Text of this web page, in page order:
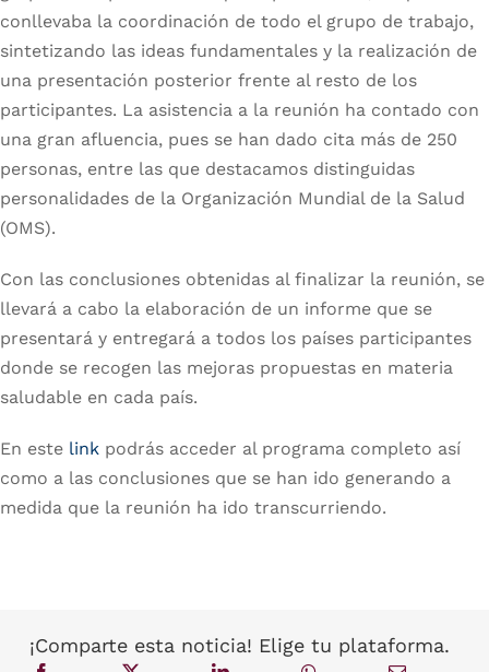
conllevaba la coordinación de todo el grupo de trabajo,
sintetizando las ideas fundamentales y la realización de
una presentación posterior frente al resto de los
participantes. La asistencia a la reunión ha contado con
una gran afluencia, pues se han dado cita más de 250
personas, entre las que destacamos distinguidas
personalidades de la Organización Mundial de la Salud
(OMS).
Con las conclusiones obtenidas al finalizar la reunión, se
llevará a cabo la elaboración de un informe que se
presentará y entregará a todos los países participantes
donde se recogen las mejoras propuestas en materia
saludable en cada país.
En este linkpodrás acceder al programa completo así
como a las conclusiones que se han ido generando a
medida que la reunión ha ido transcurriendo.
¡Comparte esta noticia! Elige tu plataforma.